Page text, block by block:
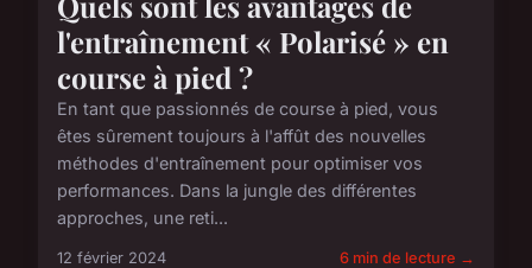
l'entraînement « Polarisé » en
course à pied ?
En tant que passionnés de course à pied, vous
êtes sûrement toujours à l'affût des nouvelles
méthodes d'entraînement pour optimiser vos
performances. Dans la jungle des différentes
approches, une reti...
12 février 2024 6 min de lecture →